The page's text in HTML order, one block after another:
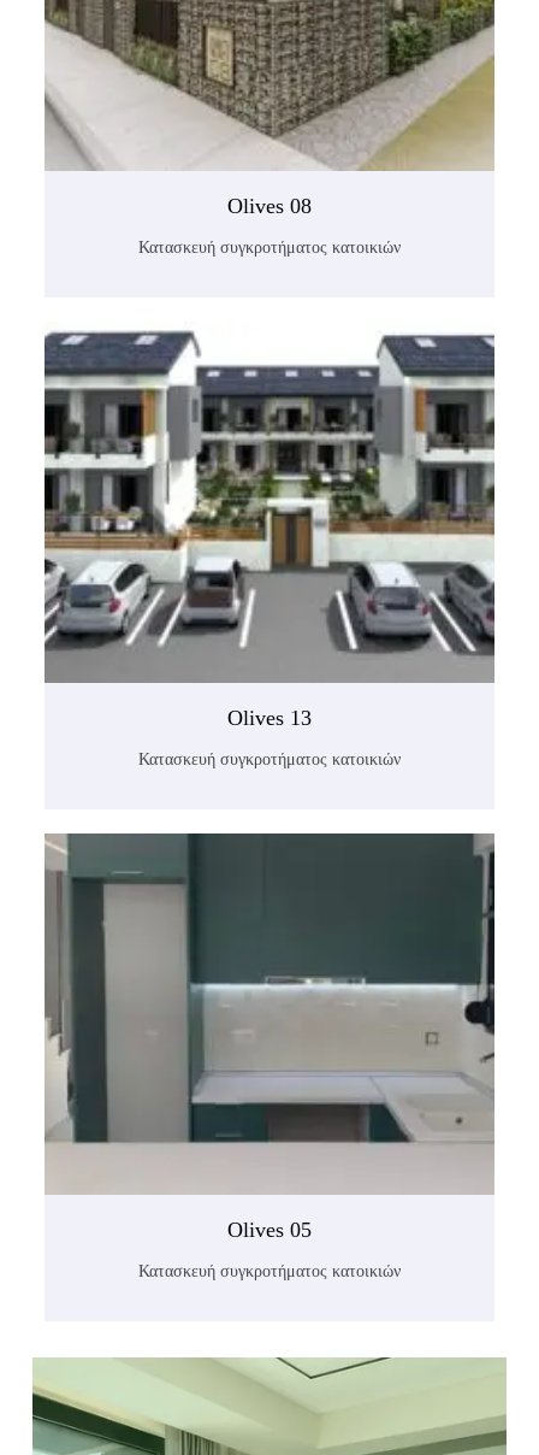
Olives 08
Κατασκευή συγκροτήματος κατοικιών
Olives 13
Κατασκευή συγκροτήματος κατοικιών
Olives 05
Κατασκευή συγκροτήματος κατοικιών